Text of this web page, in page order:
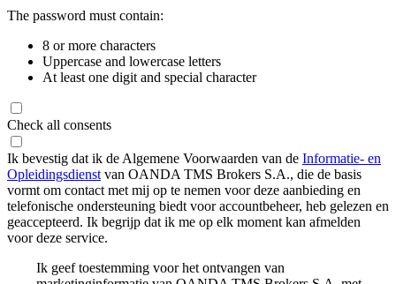
The password must contain:
8 or more characters
Uppercase and lowercase letters
At least one digit and special character
Check all consents
Ik bevestig dat ik de Algemene Voorwaarden van de Informatie- en
Opleidingsdienst van OANDA TMS Brokers S.A., die de basis
vormt om contact met mij op te nemen voor deze aanbieding en
telefonische ondersteuning biedt voor accountbeheer, heb gelezen en
geaccepteerd. Ik begrijp dat ik me op elk moment kan afmelden
voor deze service.
Ik geef toestemming voor het ontvangen van